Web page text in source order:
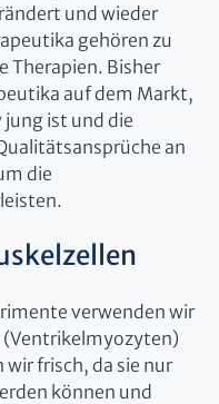
und wieder
gehören zu
Therapien. Bisher
auf dem Markt,
jung ist und die
an
die
verwenden wir
(Ventrikelmyozyten)
wir frisch, da sie nur
können und